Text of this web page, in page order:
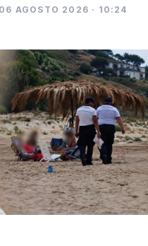
06 AGOSTO 2026 · 10:24